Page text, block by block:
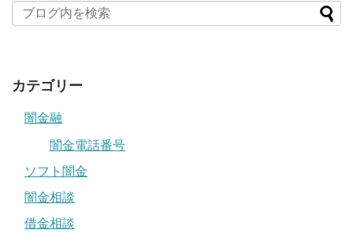
カテゴリー
闇金融
闇金電話番号
ソフト闇金
闇金相談
借金相談